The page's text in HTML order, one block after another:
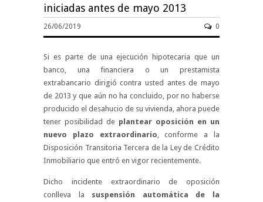
iniciadas antes de mayo 2013
26/06/2019 0
Si es parte de una ejecución hipotecaria que un
banco, una financiera o un prestamista
extrabancario dirigió contra usted antes de mayo
de 2013 y que aún no ha concluido, por no haberse
producido el desahucio de su vivienda, ahora puede
tener posibilidad de plantear oposición en un
nuevo plazo extraordinario , conforme a la
Disposición Transitoria Tercera de la Ley de Crédito
Inmobiliario que entró en vigor recientemente.
Dicho incidente extraordinario de oposición
conlleva la suspensión automática de la